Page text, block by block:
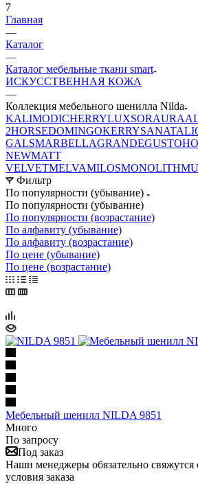
7
Главная
—
Каталог
—
Каталог мебельные ткани smart
ИСКУССТВЕННАЯ КОЖА
—
Коллекция мебельного шенилла Nilda
KALIMODICHERRYLUXSORAURA
2HORSEDOMINGOKERRYSANATA
GALSMARBELLAGRANDEGUSTO
NEWMATT
VELVETMELVAMILOSMONOLITH
Фильтр
По популярности (убывание)
По популярности (убывание)
По популярности (возрастание)
По алфавиту (убывание)
По алфавиту (возрастание)
По цене (убывание)
По цене (возрастание)
Мебельный шенилл NILDA 9851
Много
По запросу
Под заказ
Наши менеджеры обязательно свяжутся
условия заказа